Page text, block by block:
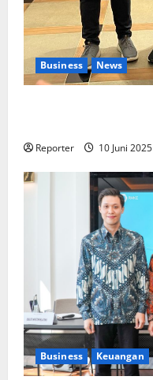
Business News
Reporter 10 Juni 2025
Business Keuangan